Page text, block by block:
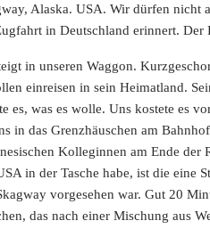
Alaska. USA. Wir dürfen nicht
in Deutschland erinnert. Der
in unseren Waggon.
einreisen in sein Heimatland.
es, was es wolle. Uns kostete es
in das Grenzhäuschen am
Kolleginnen am Ende der
in der Tasche habe, ist die eine
vorgesehen war. Gut 20
das nach einer Mischung aus